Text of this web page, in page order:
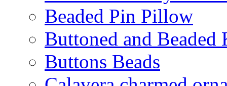
Beaded Pin Pillow
Buttoned and Beaded
Buttons Beads